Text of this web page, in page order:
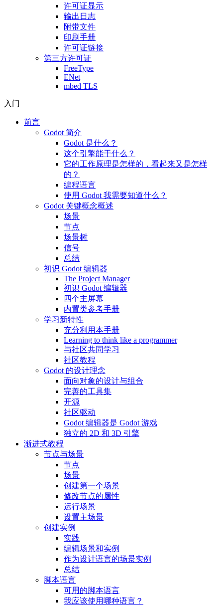
许可证显示
输出日志
附带文件
印刷手册
许可证链接
第三方许可证
FreeType
ENet
mbed TLS
入门
前言
Godot 简介
Godot 是什么？
这个引擎能干什么？
它的工作原理是怎样的，看起来又是怎样
的？
编程语言
使用 Godot 我需要知道什么？
Godot 关键概念概述
场景
节点
场景树
信号
总结
初识 Godot 编辑器
The Project Manager
初识 Godot 编辑器
四个主屏幕
内置类参考手册
学习新特性
充分利用本手册
Learning to think like a programmer
与社区共同学习
社区教程
Godot 的设计理念
面向对象的设计与组合
完善的工具集
开源
社区驱动
Godot 编辑器是 Godot 游戏
独立的 2D 和 3D 引擎
渐进式教程
节点与场景
节点
场景
创建第一个场景
修改节点的属性
运行场景
设置主场景
创建实例
实践
编辑场景和实例
作为设计语言的场景实例
总结
脚本语言
可用的脚本语言
我应该使用哪种语言？